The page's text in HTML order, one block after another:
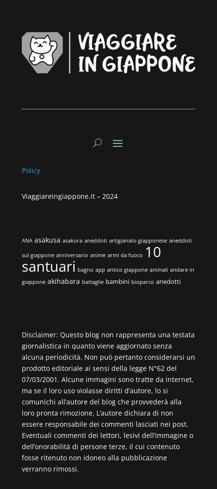
Policy
Viaggiareingiappone.it – 2024
ANA asakusa asakura aneddoti artigianato giapponese aneddoti
sul giappone anniversario anime armi da fuoco 10
santuari bagno app antico giappone animali andare in
giappone akihabara battaglie bambini bioparco anedotti
Disclaimer: Questo blog non rappresenta una testata
giornalistica in quanto viene aggiornato senza
alcuna periodicità. Non può pertanto considerarsi un
prodotto editoriale ai sensi della legge N°62 del
07/03/2001. Alcune immagini sono tratte da internet,
ma se il loro uso violasse diritti d’autore, lo si
comunichi all’autore del blog che provvederà alla
loro pronta rimozione. L’autore dichiara di non
essere responsabile dei commenti lasciati nei post.
Eventuali commenti dei lettori, lesivi dell’immagine o
dell’onorabilità di persone terze, il cui contenuto
fosse ritenuto non idoneo alla pubblicazione
verranno rimossi.